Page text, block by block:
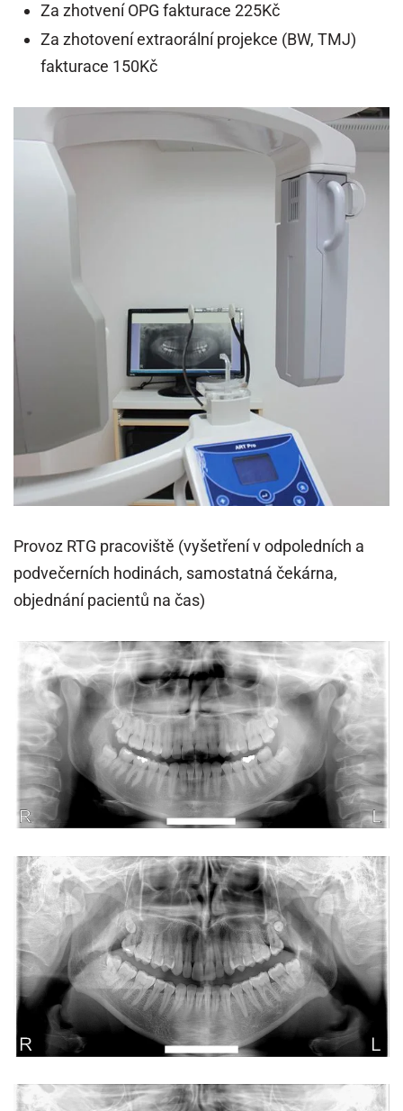
Za zhotvení OPG fakturace 225Kč
Za zhotovení extraorální projekce (BW, TMJ)
fakturace 150Kč
Provoz RTG pracoviště (vyšetření v odpoledních a
podvečerních hodinách, samostatná čekárna,
objednání pacientů na čas)